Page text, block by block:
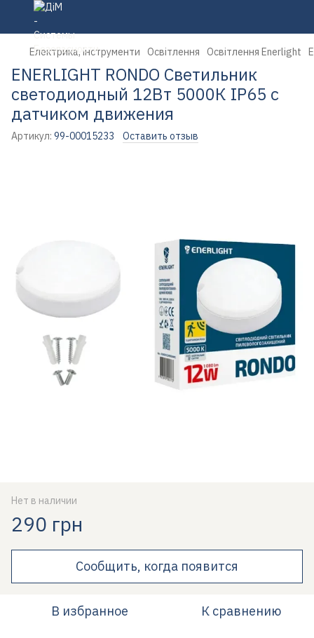
Електрика, інструменти Освітлення Освітлення Enerlight
ENERLIGHT RONDO Светильник
светодиодный 12Вт 5000К IP65 с
датчиком движения
Артикул: 99-00015233 Оставить отзыв
Нет в наличии
290 грн
Сообщить, когда появится
В избранное К сравнению